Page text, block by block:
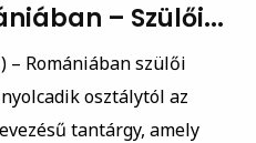
– Szülői...
– Romániában szülői
osztálytól az
tantárgy, amely